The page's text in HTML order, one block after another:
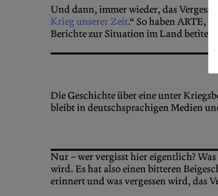
Und dann, immer wieder, das
Krieg unserer Zeit.“ So haben ARTE,
Berichte zur Situation im Land
Die Geschichte über eine unter
bleibt in deutschsprachigen Medien
Nur – wer vergisst hier eigentlich?
wird. Es hat also einen bitteren
erinnert und was vergessen wird, das